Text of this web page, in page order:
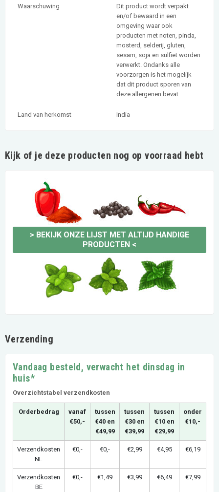
Waarschuwing
Dit product wordt verpakt
en/of bewaard in een
omgeving waar ook
producten met noten, pinda,
mosterd, selderij, gluten,
sesam, soja en sulfiet worden
verwerkt. Ondanks alle
voorzorgen is het mogelijk
dat dit product sporen van
deze allergenen bevat.
Land van herkomst India
Kijk of je deze producten nog op voorraad hebt
> BEKIJK ONZE LIJST MET ALTIJD HANDIGE
PRODUCTEN <
Verzending
Vandaag besteld, verwacht het dinsdag in
huis*
Overzichtstabel verzendkosten
Orderbedrag
vanaf
€50,-
tussen
€40 en
€49,99
tussen
€30 en
€39,99
tussen
€10 en
€29,99
onder
€10,-
Verzendkosten
NL
€0,- €0,- €2,99 €4,95 €6,19
Verzendkosten
BE
€0,- €1,49 €3,99 €6,49 €7,99